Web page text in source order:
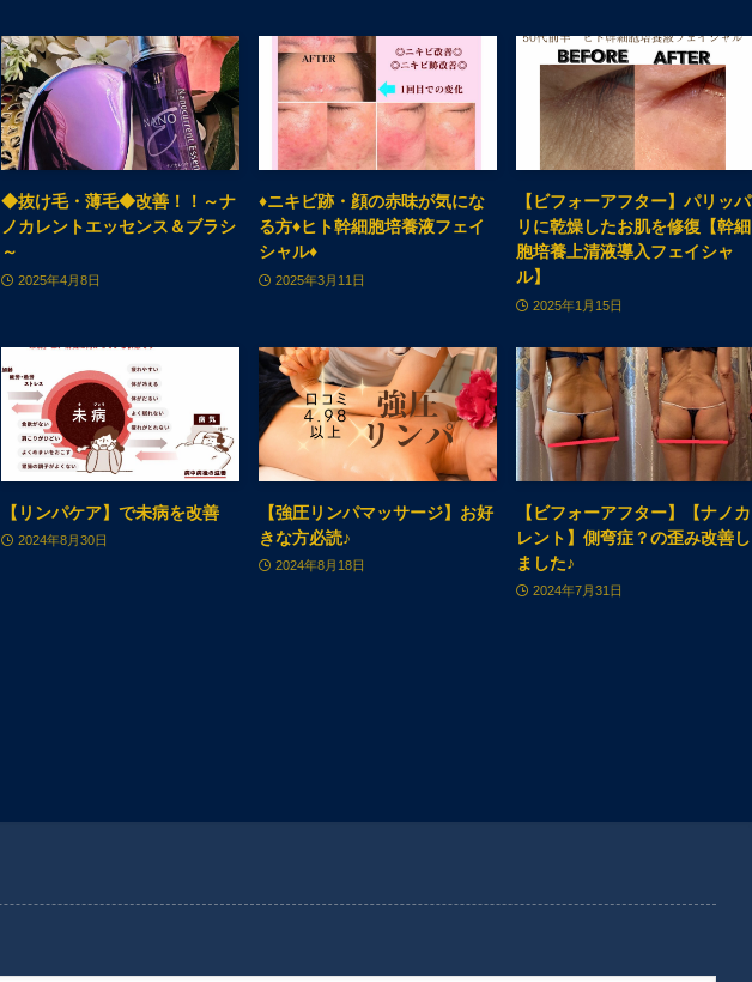
◆抜け毛・薄毛◆改善！！～ナ
ノカレントエッセンス＆ブラシ
～
2025年4月8日
♦ニキビ跡・顔の赤味が気にな
る方♦ヒト幹細胞培養液フェイ
シャル♦
2025年3月11日
【ビフォーアフター】パリッパ
リに乾燥したお肌を修復【幹細
胞培養上清液導入フェイシャ
ル】
2025年1月15日
【リンパケア】で未病を改善
2024年8月30日
【強圧リンパマッサージ】お好
きな方必読♪
2024年8月18日
【ビフォーアフター】【ナノカ
レント】側弯症？の歪み改善し
ました♪
2024年7月31日